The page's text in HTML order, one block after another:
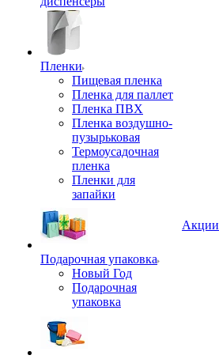
Пленки
Пищевая пленка
Пленка для паллет
Пленка ПВХ
Пленка воздушно-
пузырьковая
Термоусадочная
пленка
Пленки для
запайки
Подарочная упаковка
Новый Год
Подарочная
упаковка
Акции